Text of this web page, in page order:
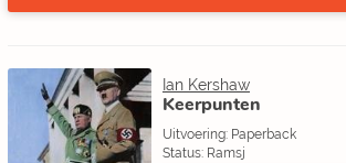
Ian Kershaw
Keerpunten
Uitvoering: Paperback
Status: Ramsj